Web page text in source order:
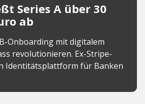
Series A über 30
ab
Onboarding mit digitalem
revolutionieren. Ex-Stripe-
Identitätsplattform für Banken